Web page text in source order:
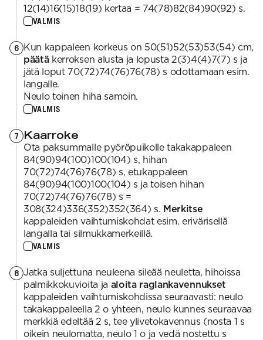
12(14)16(15)18(19) kertaa = 74(78)82(84)90(92) s.
VALMIS
6 Kun kappaleen korkeus on 50(51)52(53)53(54) cm,
päätäkerroksen alusta ja lopusta 2(3)4(4)7(7) s ja
jätä loput 70(72)74(76)76(78) s odottamaan esim.
langalle.
Neulo toinen hiha samoin.
VALMIS
7 Kaarroke
Ota paksummalle pyöröpuikolle takakappaleen
84(90)94(100)100(104) s, hihan
70(72)74(76)76(78) s, etukappaleen
84(90)94(100)100(104) s ja toisen hihan
70(72)74(76)76(78) s =
308(324)336(352)352(364) s. Merkitse
kappaleiden vaihtumiskohdat esim. erivärisellä
langalla tai silmukkamerkeillä.
VALMIS
8 Jatka suljettuna neuleena sileää neuletta, hihoissa
palmikkokuvioita ja aloita raglankavennukset
kappaleiden vaihtumiskohdissa seuraavasti: neulo
takakappaleella 2 o yhteen, neulo kunnes seuraavaa
merkkiä edeltää 2 s, tee ylivetokavennus (nosta 1 s
oikein neulomatta, neulo 1 o ja vedä nostettu s